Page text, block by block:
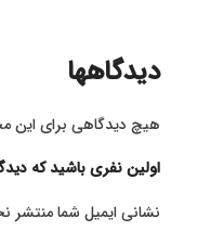
دیدگاهها
هیچ دیدگاهی برای
اولین نفری باشید که
نشانی ایمیل شما منتشر